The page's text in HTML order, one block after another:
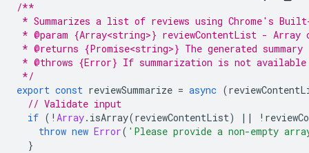
/**
* Summarizes a list of reviews using Chrome's
* @param {Array<string>} reviewContentList -
* @returns {Promise<string>} The generated
* @throws {Error} If summarization is not
*/
export const reviewSummarize = async (
// Validate input
if ( ! Array. isArray(reviewContentList) || !
throw new Error( 'Please provide a non-empty
}